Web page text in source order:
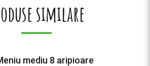
similare
mediu 8 aripioare